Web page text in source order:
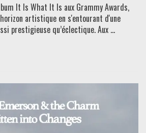
It Is What It Is aux Grammy Awards,
artistique en s'entourant d'une
prestigieuse qu’éclectique. Aux ...